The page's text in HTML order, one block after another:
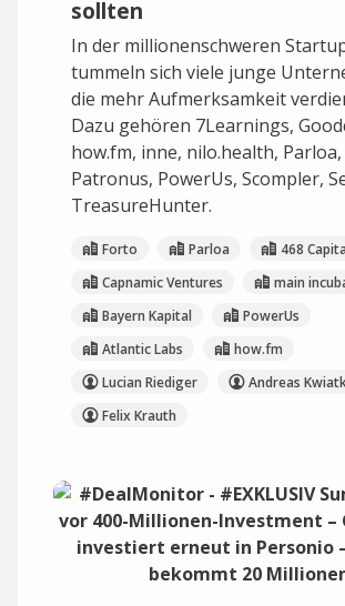
sollten
In der millionenschweren
tummeln sich viele junge
die mehr Aufmerksamkeit
Dazu gehören 7Learnings,
how.fm, inne, nilo.health, Parloa,
Patronus, PowerUs, Scompler,
TreasureHunter.
Forto Parloa
468
Capnamic Ventures
main
Bayern Kapital
PowerUs
Atlantic Labs
how.fm
Lucian Riediger
Andreas
Felix Krauth